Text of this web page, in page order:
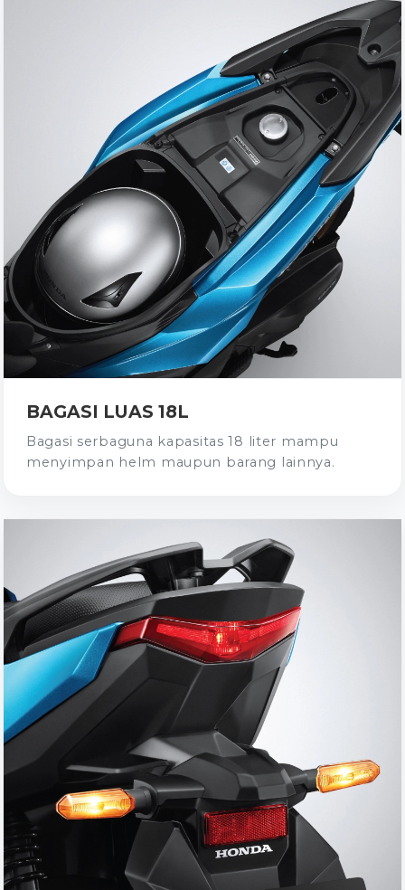
BAGASI LUAS 18L
Bagasi serbaguna kapasitas 18 liter mampu
menyimpan helm maupun barang lainnya.